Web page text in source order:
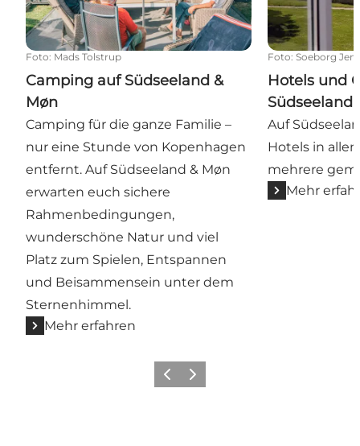
Foto: Mads Tolstrup
Camping auf Südseeland &
Møn
Camping für die ganze Familie –
nur eine Stunde von Kopenhagen
entfernt. Auf Südseeland & Møn
erwarten euch sichere
Rahmenbedingungen,
wunderschöne Natur und viel
Platz zum Spielen, Entspannen
und Beisammensein unter dem
Sternenhimmel.
Mehr erfahren
Foto: Soeborg
Hotels und
Südseeland
Auf
Hotels in
mehrere
Mehr
ZurückWeiter